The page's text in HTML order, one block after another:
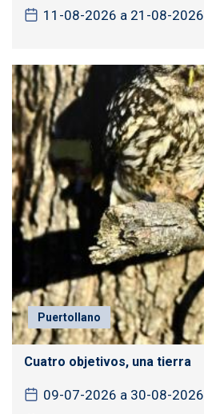
11-08-2026 a 21-08-2026
Puertollano
Cuatro objetivos, una tierra
09-07-2026 a 30-08-2026